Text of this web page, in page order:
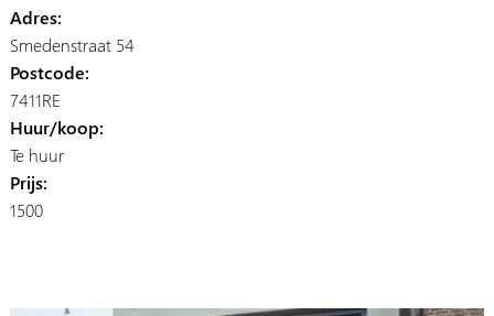
Adres:
Smedenstraat 54
Postcode:
7411RE
Huur/koop:
Te huur
Prijs:
1500